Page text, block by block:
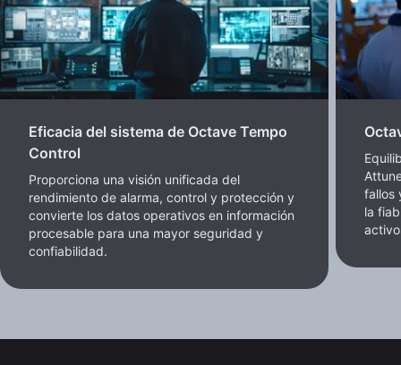
Eficacia del sistema de Octave Tempo
Control
Proporciona una visión unificada del
rendimiento de alarma, control y protección y
convierte los datos operativos en información
procesable para una mayor seguridad y
confiabilidad.
fallos
la